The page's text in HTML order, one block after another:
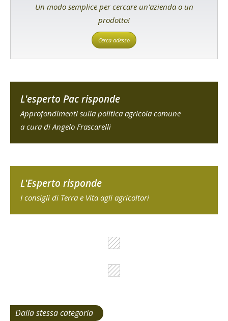
Un modo semplice per cercare un'azienda o un
prodotto!
Cerca adesso
L'esperto Pac risponde
Approfondimenti sulla politica agricola comune
a cura di Angelo Frascarelli
L'Esperto risponde
I consigli di Terra e Vita agli agricoltori
Dalla stessa categoria